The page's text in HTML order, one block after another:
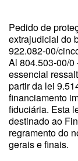
Pedido de
extrajudicial do
922.082-00/
Al 804.503-00/0
essencial
partir da lei
financiamento
fiduciária. Esta
destinado ao
regramento do
gerais e finais.